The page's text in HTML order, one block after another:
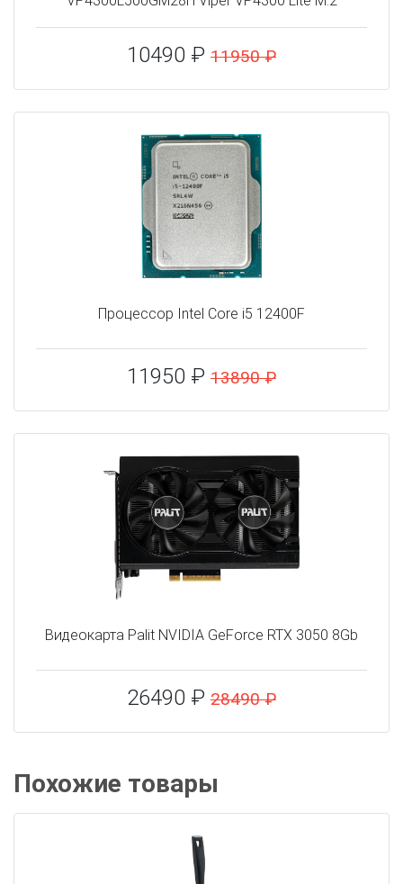
10490 ₽ 11950 ₽
Процессор Intel Core i5 12400F
11950 ₽ 13890 ₽
Видеокарта Palit NVIDIA GeForce RTX 3050 8Gb
26490 ₽ 28490 ₽
Похожие товары